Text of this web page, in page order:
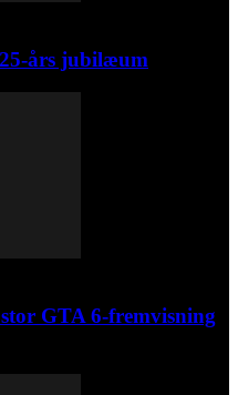
års jubilæum
GTA 6-fremvisning